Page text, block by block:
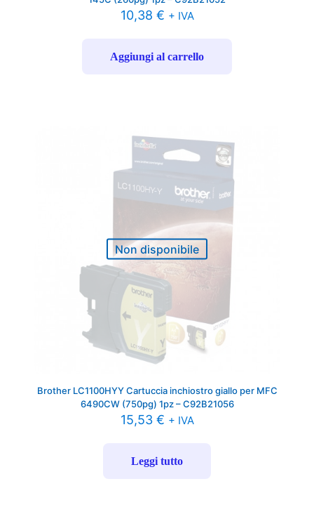
10,38 € + IVA
Aggiungi al carrello
Non disponibile
Brother LC1100HYY Cartuccia inchiostro giallo per MFC
6490CW (750pg) 1pz – C92B21056
15,53 € + IVA
Leggi tutto